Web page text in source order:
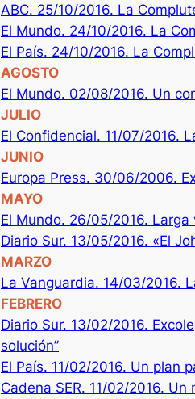
ABC. 25/10/2016. La
El Mundo. 24/10/2016. La
El País. 24/10/2016. La
AGOSTO
El Mundo. 02/08/2016. Un
JULIO
El Confidencial. 11/07/2016.
JUNIO
Europa Press. 30/06/2006.
MAYO
El Mundo. 26/05/2016. Larga
Diario Sur. 13/05/2016. «El
MARZO
La Vanguardia. 14/03/2016.
FEBRERO
Diario Sur. 13/02/2016.
solución”
El País. 11/02/2016. Un plan
Cadena SER. 11/02/2016.